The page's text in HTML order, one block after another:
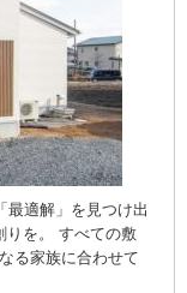
最適解」を見つけ出
りを。 すべての敷
る家族に合わせて